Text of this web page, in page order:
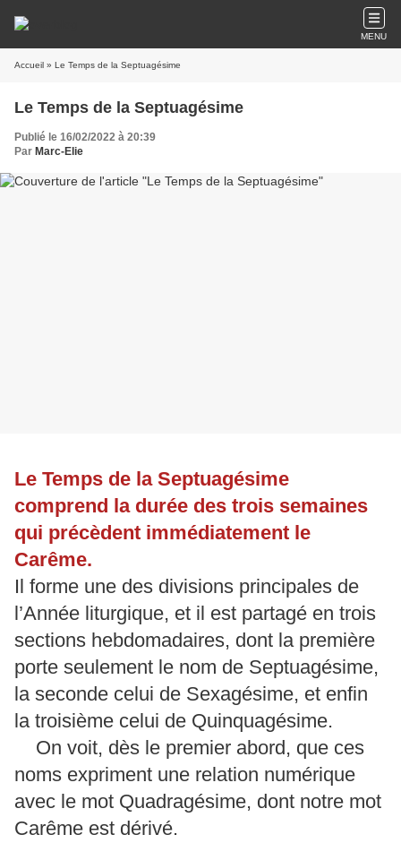
MENU
Accueil » Le Temps de la Septuagésime
Le Temps de la Septuagésime
Publié le 16/02/2022 à 20:39
Par Marc-Elie
Le Temps de la Septuagésime
comprend la durée des trois semaines
qui précèdent immédiatement le
Carême.
Il forme une des divisions principales de
l’Année liturgique, et il est partagé en trois
sections hebdomadaires, dont la première
porte seulement le nom de Septuagésime,
la seconde celui de Sexagésime, et enfin
la troisième celui de Quinquagésime.
On voit, dès le premier abord, que ces
noms expriment une relation numérique
avec le mot Quadragésime, dont notre mot
Carême est dérivé.